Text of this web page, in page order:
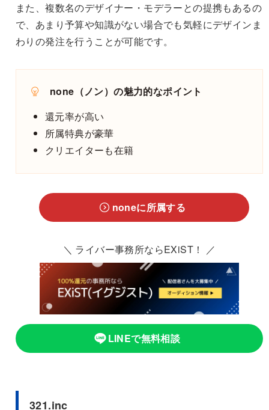
また、複数名のデザイナー・モデラーとの提携もあるの
で、あまり予算や知識がない場合でも気軽にデザインま
わりの発注を行うことが可能です。
none（ノン）の魅力的なポイント
還元率が高い
所属特典が豪華
クリエイターも在籍
noneに所属する
＼ ライバー事務所ならEXiST！ ／
LINEで無料相談
321.inc